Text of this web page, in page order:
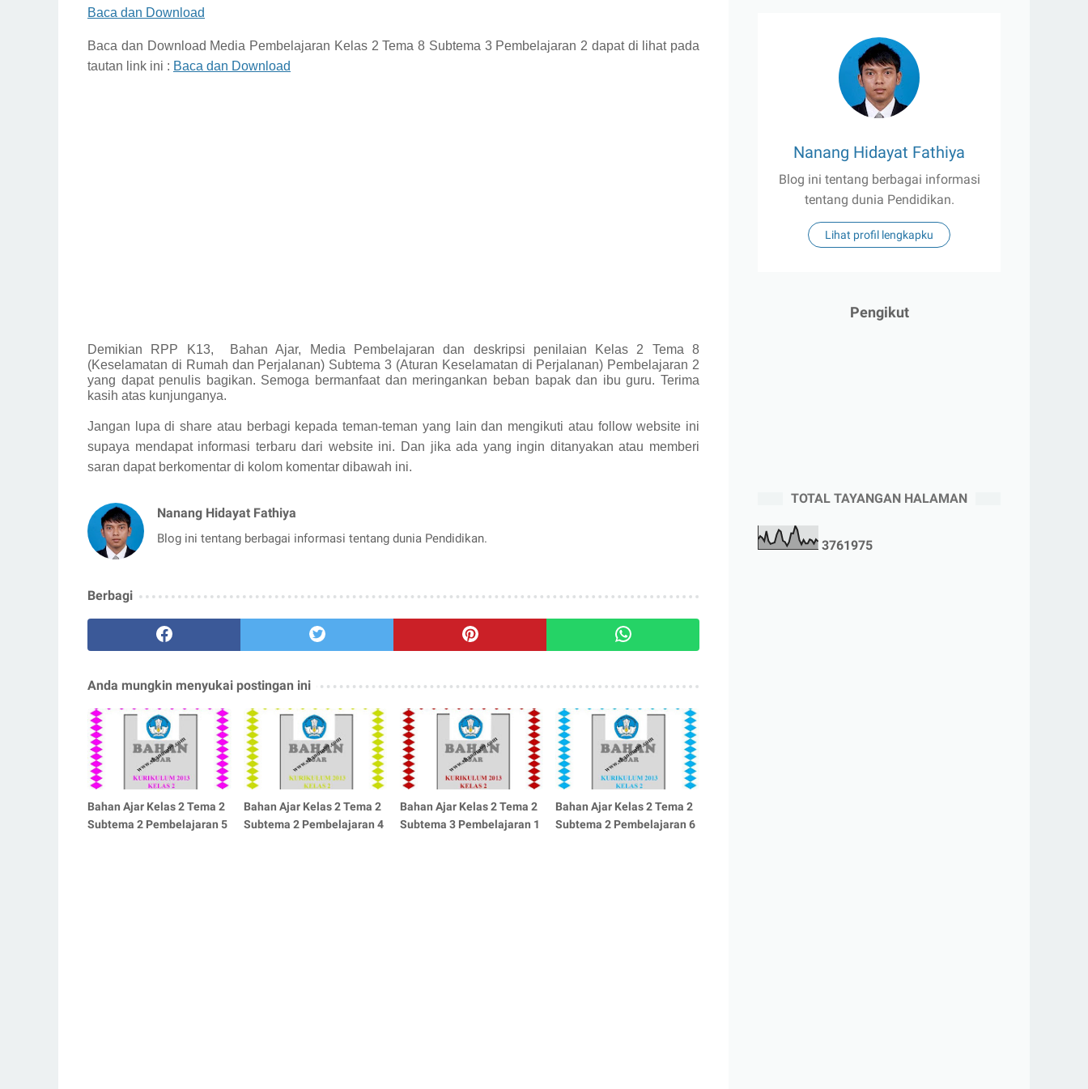
Baca dan Download
Baca dan Download Media Pembelajaran Kelas 2 Tema 8 Subtema 3 Pembelajaran 2 dapat di lihat pada
tautan link ini : Baca dan Download
Demikian RPP K13,
Bahan Ajar, Media Pembelajaran dan deskripsi penilaian Kelas 2 Tema 8
(Keselamatan di Rumah dan Perjalanan) Subtema 3 (Aturan Keselamatan di Perjalanan) Pembelajaran 2
yang dapat penulis bagikan. Semoga bermanfaat dan meringankan beban bapak dan ibu guru. Terima
kasih atas kunjunganya.
Jangan lupa di share atau berbagi kepada teman-teman yang lain dan mengikuti atau follow website ini
supaya mendapat informasi terbaru dari website ini. Dan jika ada yang ingin ditanyakan atau memberi
saran dapat berkomentar di kolom komentar dibawah ini.
Nanang Hidayat Fathiya
Blog ini tentang berbagai informasi tentang dunia Pendidikan.
Berbagi
Anda mungkin menyukai postingan ini
Bahan Ajar Kelas 2 Tema 2
Subtema 2 Pembelajaran 5
Bahan Ajar Kelas 2 Tema 2
Subtema 2 Pembelajaran 4
Bahan Ajar Kelas 2 Tema 2
Subtema 3 Pembelajaran 1
Bahan Ajar Kelas 2 Tema 2
Subtema 2 Pembelajaran 6
Nanang Hidayat Fathiya
Blog ini tentang berbagai informasi
tentang dunia Pendidikan.
Lihat profil lengkapku
Pengikut
TOTAL TAYANGAN HALAMAN
3761975